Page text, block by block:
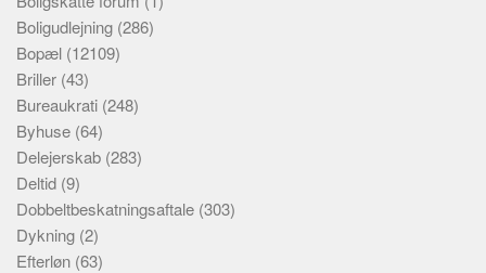
Boligudlejning (286)
Bopæl (12109)
Briller (43)
Bureaukrati (248)
Byhuse (64)
Delejerskab (283)
Deltid (9)
Dobbeltbeskatningsaftale (303)
Dykning (2)
Efterløn (63)